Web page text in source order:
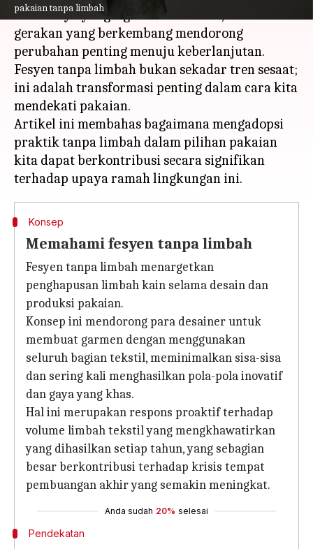
pakaian tanpa limbah
limbahnya yang signifikan. Namun, sebuah
gerakan yang berkembang mendorong
perubahan penting menuju keberlanjutan.
Fesyen tanpa limbah bukan sekadar tren sesaat;
ini adalah transformasi penting dalam cara kita
mendekati pakaian.
Artikel ini membahas bagaimana mengadopsi
praktik tanpa limbah dalam pilihan pakaian
kita dapat berkontribusi secara signifikan
Konsep
Memahami fesyen tanpa limbah
Fesyen tanpa limbah menargetkan
penghapusan limbah kain selama desain dan
produksi pakaian.
Konsep ini mendorong para desainer untuk
membuat garmen dengan menggunakan
seluruh bagian tekstil, meminimalkan sisa-sisa
dan sering kali menghasilkan pola-pola inovatif
dan gaya yang khas.
Hal ini merupakan respons proaktif terhadap
volume limbah tekstil yang mengkhawatirkan
yang dihasilkan setiap tahun, yang sebagian
besar berkontribusi terhadap krisis tempat
pembuangan akhir yang semakin meningkat.
Anda sudah 20% selesai
Pendekatan